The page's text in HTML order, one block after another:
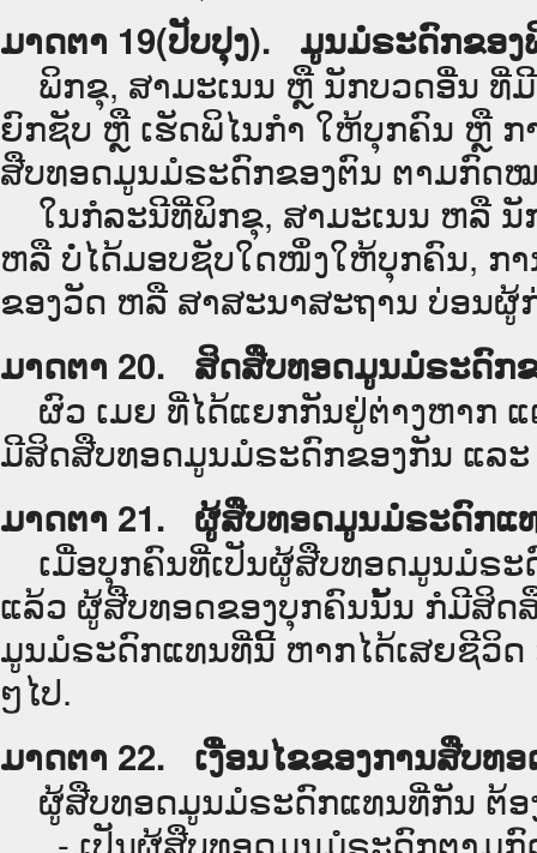
ມາດຕາ 19(ປັບປຸງ). ມູນມໍຣະດົກຂອ
ພິກຂຸ, ສາມະເນນ ຫຼື ນັກບວດອື່ນ ທີ່
ຍົກຊັບ ຫຼື ເຮັດພິໄນກຳ ໃຫ້ບຸກຄົນ ຫຼື
ສືບທອດມູນມໍຣະດົກຂອງຕົນ ຕາມກົດ
ໃນກໍລະນີທີ່ພິກຂຸ, ສາມະເນນ ຫລື
ຫລື ບໍ່ໄດ້ມອບຊັບໃດໜຶ່ງໃຫ້ບຸກຄົນ, ກ
ຂອງວັດ ຫລື ສາສະນາສະຖານ ບ່ອນຜູ້
ມາດຕາ 20. ສິດສືບທອດມູນມໍຣະດົກ
ຜົວ ເມຍ ທີ່ໄດ້ແຍກກັນຢູ່ຕ່າງຫາກ
ມີສິດສືບທອດມູນມໍຣະດົກຂອງກັນ ແລ
ມາດຕາ 21. ຜູ້ສືບທອດມູນມໍຣະດົກແ
ເມື່ອບຸກຄົນທີ່ເປັນຜູ້ສືບທອດມູນມໍຣ
ແລ້ວ ຜູ້ສືບທອດຂອງບຸກຄົນນັ້ນ ກໍມີສິ
ມູນມໍຣະດົກແທນທີ່ນີ້ ຫາກໄດ້ເສຍຊີວິ
ໆໄປ.
ມາດຕາ 22. ເງື່ອນໄຂຂອງການສືບທ
ຜູ້ສືບທອດມູນມໍຣະດົກແທນທີ່ກັນ ຕ້ອ
- ເປັນຜູ້ສືບທອດມູນມໍຣະດົກຕາມ